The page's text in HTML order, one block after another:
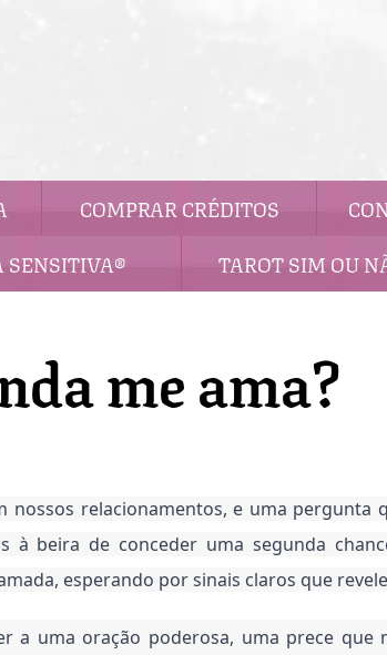
COMPRAR CRÉDITOS
SENSITIVA® TAROT SIM OU
me ama?
relacionamentos, e uma pergunta
beira de conceder uma segunda
esperando por sinais claros que
a uma oração poderosa, uma prece